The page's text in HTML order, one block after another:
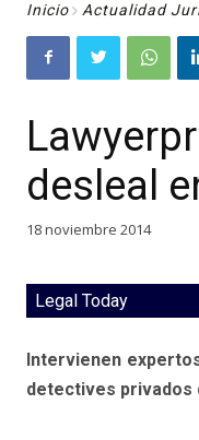
Inicio Actualidad
desleal
18 noviembre 2014
Legal Today
Intervienen
detectives privados